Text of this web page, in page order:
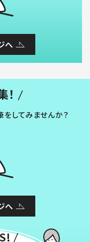
へ
をしてみませんか？
へ